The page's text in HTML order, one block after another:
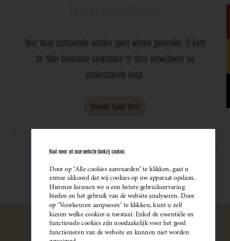
Voor deze combinatie werden geen wijnen gevonden. U kunt
de filter bovenaan aanpassen of deze verwijderen via
onderstaande knop.
Verwijder huidge filters
Haal meer uit onze website dankzij cookies
Door op "Alle cookies aanvaarden" te klikken, gaat u
ermee akkoord dat wij cookies op uw apparaat opslaan.
Hiermee kunnen we u een betere gebruikservaring
bieden en het gebruik van de website analyseren. Door
op "Voorkeuren aanpassen" te klikken, kunt u zelf
kiezen welke cookies u toestaat. Enkel de essentiële en
functionele cookies zijn noodzakelijk voor het goed
functioneren van de website en kunnen niet worden